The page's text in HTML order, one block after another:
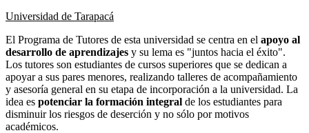
Universidad de Tarapacá
El Programa de Tutores de esta universidad se centra en el apoyo al
desarrollo de aprendizajes y su lema es "juntos hacia el éxito".
Los tutores son estudiantes de cursos superiores que se dedican a
apoyar a sus pares menores, realizando talleres de acompañamiento
y asesoría general en su etapa de incorporación a la universidad. La
idea es potenciar la formación integral de los estudiantes para
disminuir los riesgos de deserción y no sólo por motivos
académicos.